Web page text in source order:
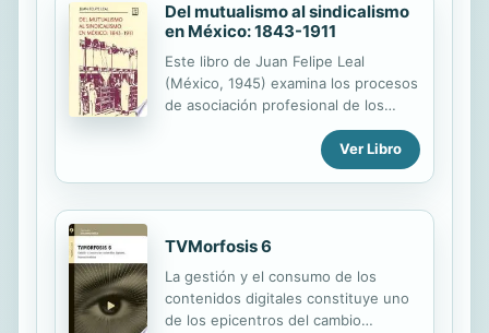
Del mutualismo al sindicalismo
en México: 1843-1911
Este libro de Juan Felipe Leal
(México, 1945) examina los procesos
de asociación profesional de los
trabajadores de la industria —
artesanos urbanos, obreros fabriles,
operarios de la minería y la
transportes y las comunicaciones—
en el intervalo comprendido entre la
organización de las primeras
sociedades de socorros mutuos
(1843) y la proliferación de las
agrupaciones sindicales (1911). El
Ver Libro
TVMorfosis 6
La gestión y el consumo de los
contenidos digitales constituye uno
de los epicentros del cambio